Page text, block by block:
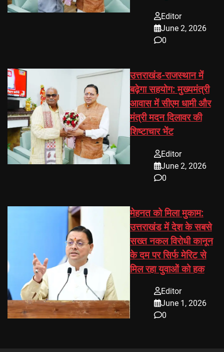
Editor
June 2, 2026
0
उत्तराखंड-राजस्थान में
बढ़ेगा सहयोग: मुख्यमंत्री
आवास में सीएम धामी और
मंत्री मदन दिलावर की
शिष्टाचार भेंट
Editor
June 2, 2026
0
मेहनत को मिला मुकाम:
उत्तराखंड में देश के सबसे
सख्त नकल विरोधी कानून
के दम पर सिर्फ मेरिट से
मिल रहा युवाओं को हक
Editor
June 1, 2026
0